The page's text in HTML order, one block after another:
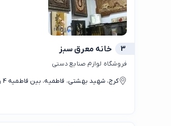
3 خانه معرق سبز
فروشگاه لوازم صنایع دستی
کرج، شهید بهشتی، فاطمیه، بین فاطمیه 4 و مدرسی